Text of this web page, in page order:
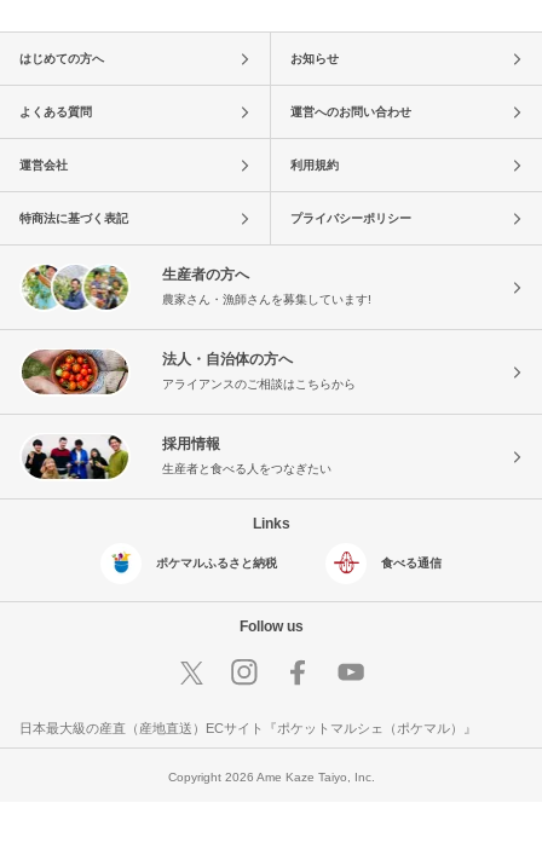
はじめての方へ お知らせ
よくある質問 運営へのお問い合わせ
運営会社 利用規約
特商法に基づく表記 プライバシーポリシー
生産者の方へ
農家さん・漁師さんを募集しています!
法人・自治体の方へ
アライアンスのご相談はこちらから
採用情報
生産者と食べる人をつなぎたい
Links
ポケマルふるさと納税 食べる通信
Follow us
日本最大級の産直（産地直送）ECサイト『ポケットマルシェ（ポケマル）』
Copyright 2026 Ame Kaze Taiyo, Inc.